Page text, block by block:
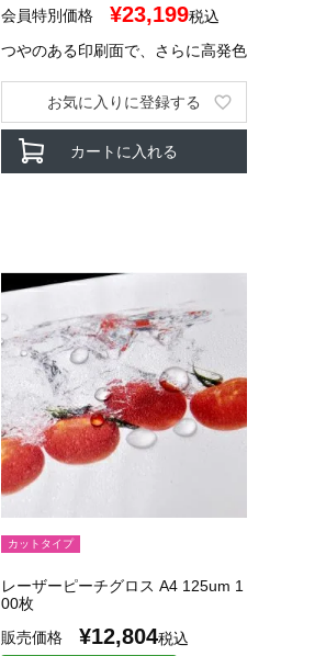
会員特別価格 ¥23,199税込
つやのある印刷面で、さらに高発色
カートに入れる
お気に入りに登録する
カットタイプ
レーザーピーチグロス A4 125um 1
00枚
販売価格
¥12,804税込